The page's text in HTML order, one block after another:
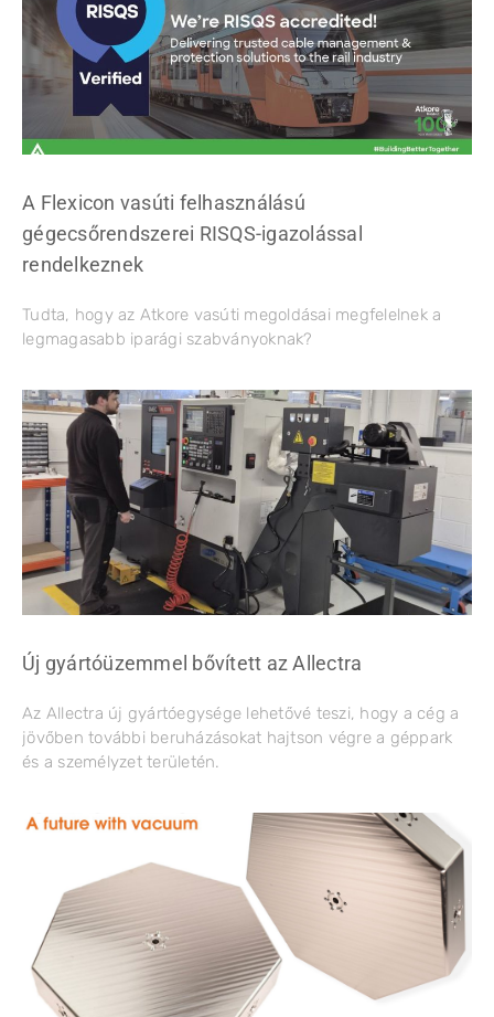
A Flexicon vasúti felhasználású
gégecsőrendszerei RISQS-igazolással
rendelkeznek
Tudta, hogy az Atkore vasúti megoldásai megfelelnek a
legmagasabb iparági szabványoknak?
Új gyártóüzemmel bővített az Allectra
Az Allectra új gyártóegysége lehetővé teszi, hogy a cég a
jövőben további beruházásokat hajtson végre a géppark
és a személyzet területén.